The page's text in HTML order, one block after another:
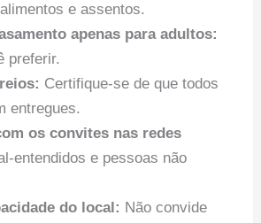
e assentos.
apenas para adultos:
preferir.
Certifique-se de que todos
entregues.
os convites nas redes
entendidos e pessoas não
do local: Não convide